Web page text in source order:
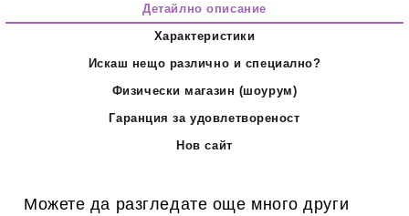
Детайлно описание
Характеристики
Искаш нещо различно и специално?
Физически магазин (шоурум)
Гаранция за удовлетвореност
Нов сайт
Можете да разгледате още много други